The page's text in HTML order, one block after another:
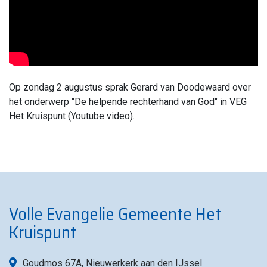
Op zondag 2 augustus sprak Gerard van Doodewaard over
het onderwerp "De helpende rechterhand van God" in VEG
Het Kruispunt (Youtube video).
Volle Evangelie Gemeente Het
Kruispunt
Goudmos 67A, Nieuwerkerk aan den IJssel